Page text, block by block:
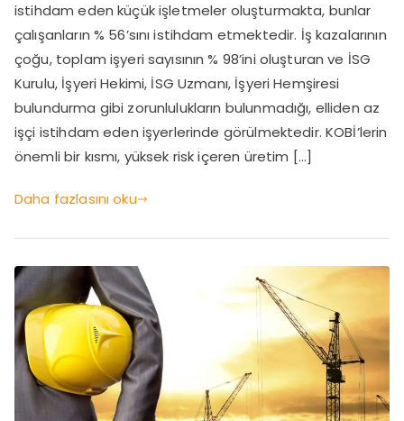
istihdam eden küçük işletmeler oluşturmakta, bunlar
çalışanların % 56’sını istihdam etmektedir. İş kazalarının
çoğu, toplam işyeri sayısının % 98’ini oluşturan ve İSG
Kurulu, İşyeri Hekimi, İSG Uzmanı, İşyeri Hemşiresi
bulundurma gibi zorunlulukların bulunmadığı, elliden az
işçi istihdam eden işyerlerinde görülmektedir. KOBİ’lerin
önemli bir kısmı, yüksek risk içeren üretim […]
Daha fazlasını oku